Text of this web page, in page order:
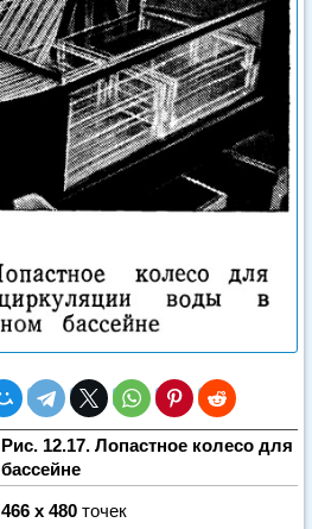
Рис. 12.17. Лопастное колесо для
бассейне
466 x 480 точек